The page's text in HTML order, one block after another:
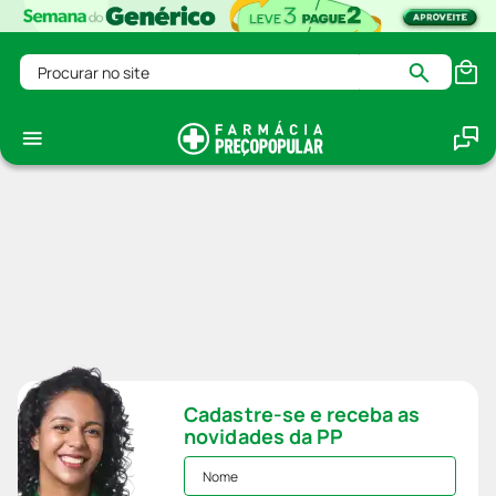
Procurar no site
Cadastre-se e receba as
novidades da PP